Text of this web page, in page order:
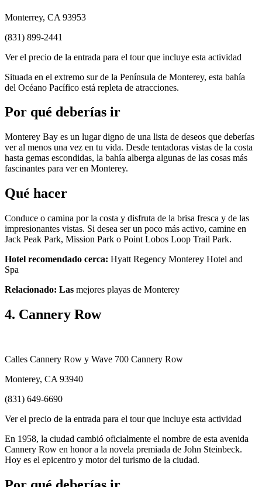
Monterrey, CA 93953
(831) 899-2441
Ver el precio de la entrada para el tour que incluye esta actividad
Situada en el extremo sur de la Península de Monterey, esta bahía
del Océano Pacífico está repleta de atracciones.
Por qué deberías ir
Monterey Bay es un lugar digno de una lista de deseos que deberías
ver al menos una vez en tu vida. Desde tentadoras vistas de la costa
hasta gemas escondidas, la bahía alberga algunas de las cosas más
fascinantes para ver en Monterey.
Qué hacer
Conduce o camina por la costa y disfruta de la brisa fresca y de las
impresionantes vistas. Si desea ser un poco más activo, camine en
Jack Peak Park, Mission Park o Point Lobos Loop Trail Park.
Hotel recomendado cerca: Hyatt Regency Monterey Hotel and
Spa
Relacionado: Las mejores playas de Monterey
4. Cannery Row
Calles Cannery Row y Wave 700 Cannery Row
Monterey, CA 93940
(831) 649-6690
Ver el precio de la entrada para el tour que incluye esta actividad
En 1958, la ciudad cambió oficialmente el nombre de esta avenida
Cannery Row en honor a la novela premiada de John Steinbeck.
Hoy es el epicentro y motor del turismo de la ciudad.